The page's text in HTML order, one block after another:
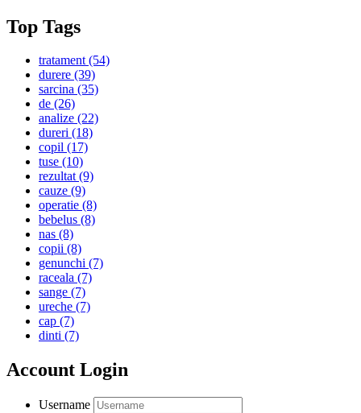
Top Tags
tratament(54)
durere (39)
sarcina (35)
de (26)
analize (22)
dureri (18)
copil (17)
tuse (10)
rezultat(9)
cauze (9)
operatie (8)
bebelus (8)
nas (8)
copii (8)
genunchi (7)
raceala (7)
sange (7)
ureche (7)
cap (7)
dinti (7)
Account Login
Username